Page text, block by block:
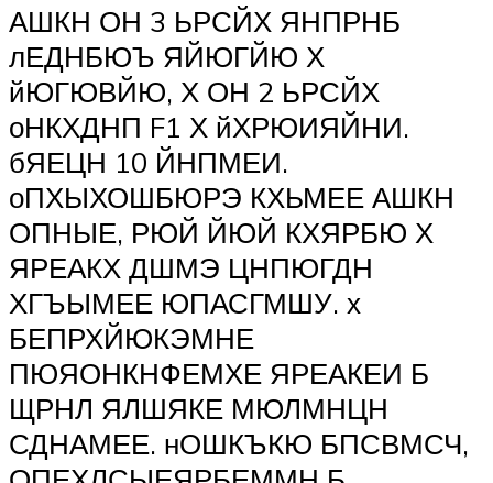
АШКН ОН 3 ЬРСЙХ ЯНПРНБ
лЕДНБЮЪ ЯЙЮГЙЮ Х
йЮГЮВЙЮ, Х ОН 2 ЬРСЙХ
оНКХДНП F1 Х йХРЮИЯЙНИ.
бЯЕЦН 10 ЙНПМЕИ.
оПХЫХОШБЮРЭ КХЬМЕЕ АШКН
ОПНЫЕ, РЮЙ ЙЮЙ КХЯРБЮ Х
ЯРЕАКХ ДШМЭ ЦНПЮГДН
ХГЪЫМЕЕ ЮПАСГМШУ. х
БЕПРХЙЮКЭМНЕ
ПЮЯОНКНФЕМХЕ ЯРЕАКЕИ Б
ЩРНЛ ЯЛШЯКЕ МЮЛМНЦН
СДНАМЕЕ. нОШКЪКЮ БПСВМСЧ,